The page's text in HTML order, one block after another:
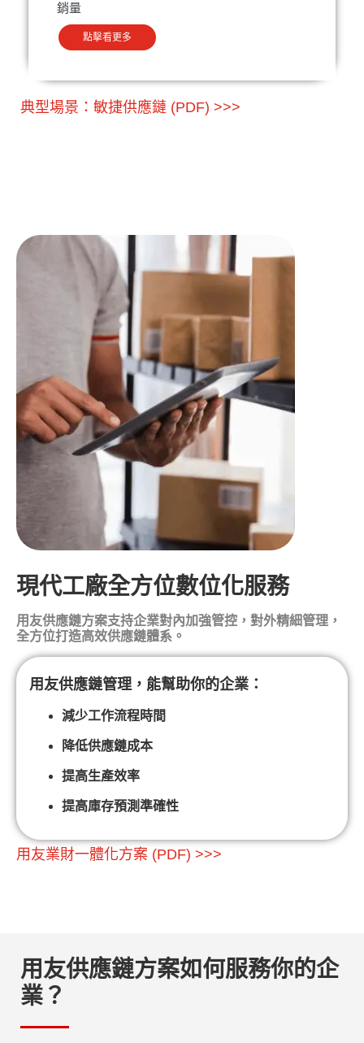
銷量
點擊看更多
典型場景：敏捷供應鏈 (PDF) >>>
現代工廠全方位數位化服務
用友供應鏈方案支持企業對內加強管控，對外精細管理，
全方位打造高效供應鏈體系。
用友供應鏈管理，能幫助你的企業：
減少工作流程時間
降低供應鏈成本
提高生產效率
提高庫存預測準確性
用友業財一體化方案 (PDF) >>>
用友供應鏈方案如何服務你的企
業？